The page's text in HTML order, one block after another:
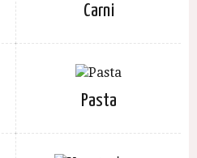
Carni
Pasta